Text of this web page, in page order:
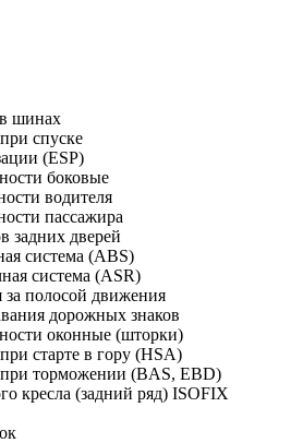
шинах
спуске
(ESP)
боковые
водителя
пассажира
задних дверей
система (ABS)
система (ASR)
за полосой движения
дорожных знаков
оконные (шторки)
старте в гору (HSA)
торможении (BAS, EBD)
кресла (задний ряд) ISOFIX